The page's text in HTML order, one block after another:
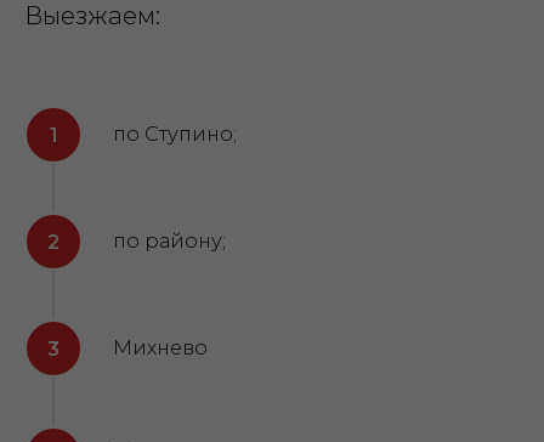
Выезжаем:
по Ступино;
по району;
Михнево